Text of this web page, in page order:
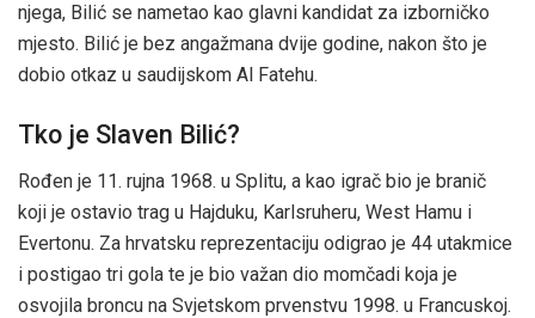
njega, Bilić se nametao kao glavni kandidat za izborničko
mjesto. Bilić je bez angažmana dvije godine, nakon što je
dobio otkaz u saudijskom Al Fatehu.
Tko je Slaven Bilić?
Rođen je 11. rujna 1968. u Splitu, a kao igrač bio je branič
koji je ostavio trag u Hajduku, Karlsruheru, West Hamu i
Evertonu. Za hrvatsku reprezentaciju odigrao je 44 utakmice
i postigao tri gola te je bio važan dio momčadi koja je
osvojila broncu na Svjetskom prvenstvu 1998. u Francuskoj.